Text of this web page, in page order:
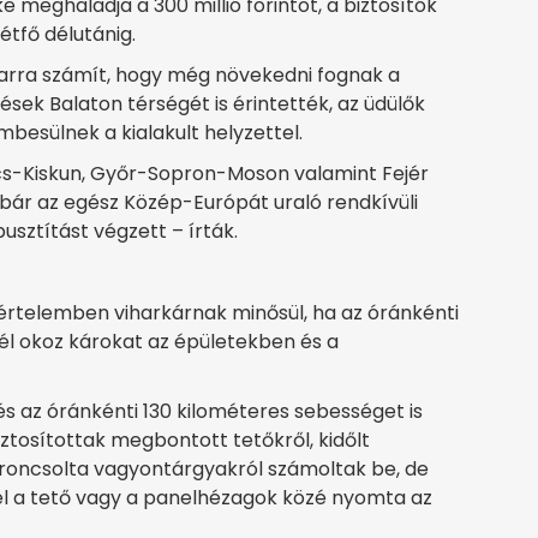
meghaladja a 300 millió forintot, a biztosítók
délutánig.
számít, hogy még növekedni fognak a
Balaton térségét is érintették, az üdülők
a kialakult helyzettel.
Kiskun, Győr-Sopron-Moson valamint Fejér
az egész Közép-Európát uraló rendkívüli
végzett – írták.
viharkárnak minősül, ha az óránkénti
okoz károkat az épületekben és a
az óránkénti 130 kilométeres sebességet is
megbontott tetőkről, kidőlt
vagyontárgyakról számoltak be, de
a tető vagy a panelhézagok közé nyomta az